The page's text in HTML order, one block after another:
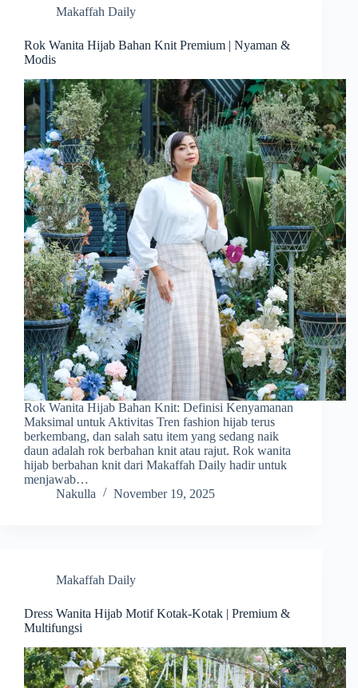
Makaffah Daily
Rok Wanita Hijab Bahan Knit Premium | Nyaman &
Modis
Rok Wanita Hijab Bahan Knit: Definisi Kenyamanan
Maksimal untuk Aktivitas Tren fashion hijab terus
berkembang, dan salah satu item yang sedang naik
daun adalah rok berbahan knit atau rajut. Rok wanita
hijab berbahan knit dari Makaffah Daily hadir untuk
menjawab…
Nakulla
November 19, 2025
Makaffah Daily
Dress Wanita Hijab Motif Kotak-Kotak | Premium &
Multifungsi